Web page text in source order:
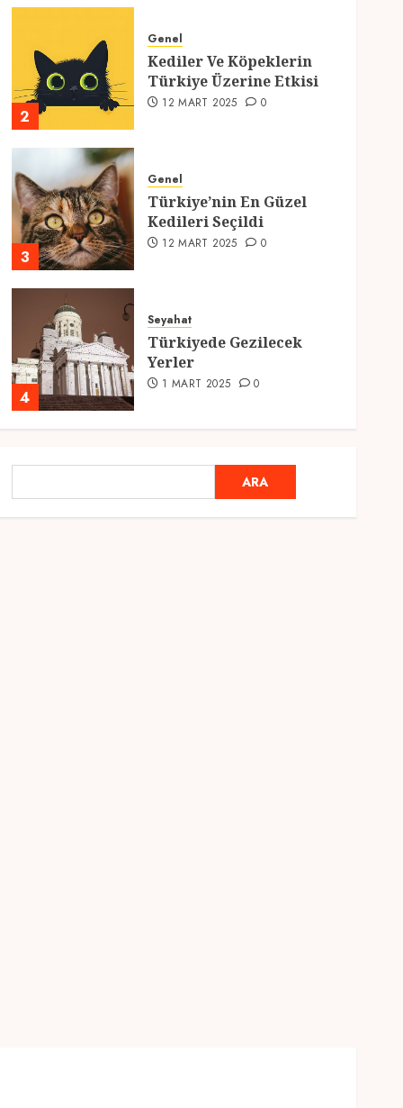
2
Genel
Kediler Ve Köpeklerin
Türkiye Üzerine Etkisi
12 MART 2025 0
3
Genel
Türkiye’nin En Güzel
Kedileri Seçildi
12 MART 2025 0
4
Seyahat
Türkiyede Gezilecek
Yerler
1 MART 2025 0
Ramazan Ayı 2025:
Manevi Atmosfer ve Özel
Hazırlıklar
ARA